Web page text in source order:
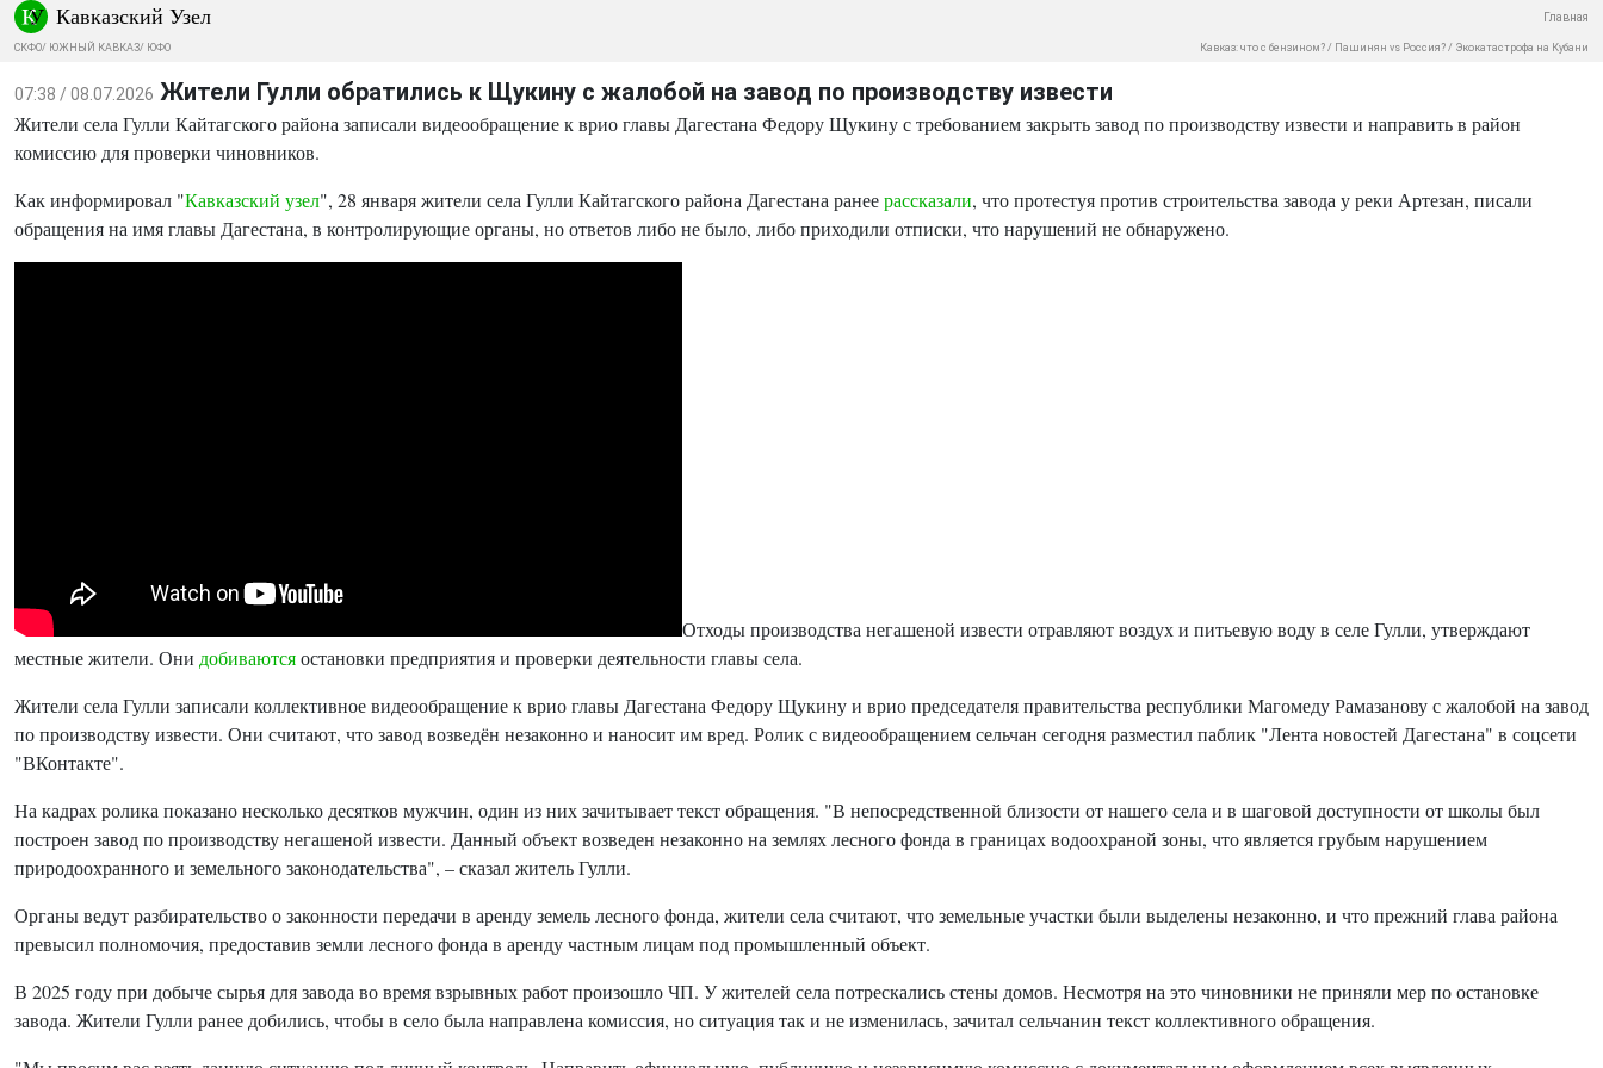
Кавказский Узел Главная
СКФО/ ЮЖНЫЙ КАВКАЗ/ ЮФО Кавказ: что с бензином? / Пашинян vs Россия? / Экокатастрофа на Кубани
07:38 / 08.07.2026 Жители Гулли обратились к Щукину с жалобой на завод по производству извести
Жители села Гулли Кайтагского района записали видеообращение к врио главы Дагестана Федору Щукину с требованием закрыть завод по производству извести и направить в район
комиссию для проверки чиновников.
Как информировал "Кавказский узел", 28 января жители села Гулли Кайтагского района Дагестана ранеерассказали, что протестуя против строительства завода у реки Артезан, писали
обращения на имя главы Дагестана, в контролирующие органы, но ответов либо не было, либо приходили отписки, что нарушений не обнаружено.
Отходы производства негашеной извести отравляют воздух и питьевую воду в селе Гулли, утверждают
местные жители. Они добиваютсяостановки предприятия и проверки деятельности главы села.
Жители села Гулли записали коллективное видеообращение к врио главы Дагестана Федору Щукину и врио председателя правительства республики Магомеду Рамазанову с жалобой на завод
по производству извести. Они считают, что завод возведён незаконно и наносит им вред. Ролик с видеообращением сельчан сегодня разместил паблик "Лента новостей Дагестана" в соцсети
"ВКонтакте".
На кадрах ролика показано несколько десятков мужчин, один из них зачитывает текст обращения. "В непосредственной близости от нашего села и в шаговой доступности от школы был
построен завод по производству негашеной извести. Данный объект возведен незаконно на землях лесного фонда в границах водоохраной зоны, что является грубым нарушением
природоохранного и земельного законодательства", – сказал житель Гулли.
Органы ведут разбирательство о законности передачи в аренду земель лесного фонда, жители села считают, что земельные участки были выделены незаконно, и что прежний глава района
превысил полномочия, предоставив земли лесного фонда в аренду частным лицам под промышленный объект.
В 2025 году при добыче сырья для завода во время взрывных работ произошло ЧП. У жителей села потрескались стены домов. Несмотря на это чиновники не приняли мер по остановке
завода. Жители Гулли ранее добились, чтобы в село была направлена комиссия, но ситуация так и не изменилась, зачитал сельчанин текст коллективного обращения.